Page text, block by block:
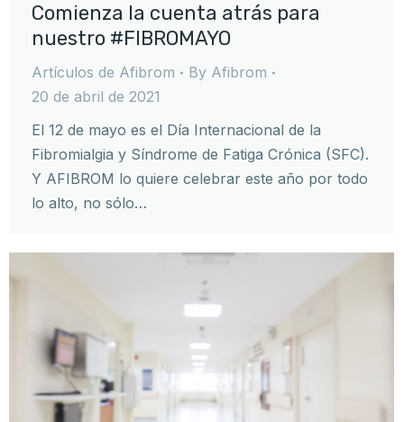
Comienza la cuenta atrás para
nuestro #FIBROMAYO
Artículos de Afibrom By Afibrom
20 de abril de 2021
El 12 de mayo es el Día Internacional de la
Fibromialgia y Síndrome de Fatiga Crónica (SFC).
Y AFIBROM lo quiere celebrar este año por todo
lo alto, no sólo…